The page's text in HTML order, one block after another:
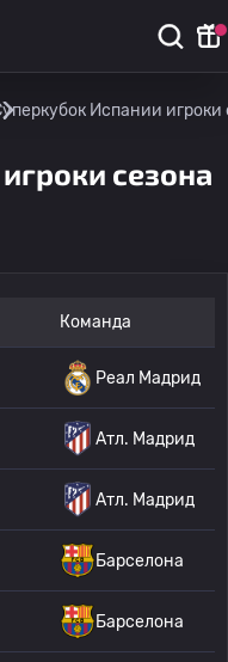
Испании игроки
сезона
Команда
Реал Мадрид
Атл. Мадрид
Атл. Мадрид
Барселона
Барселона